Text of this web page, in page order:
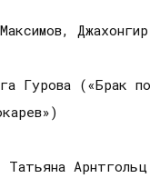
Гурова («Брак
Татьяна